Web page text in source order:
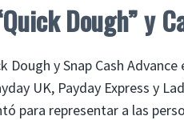
Dough” y
Dough y Snap Cash
UK, Payday Express y
para representar a las